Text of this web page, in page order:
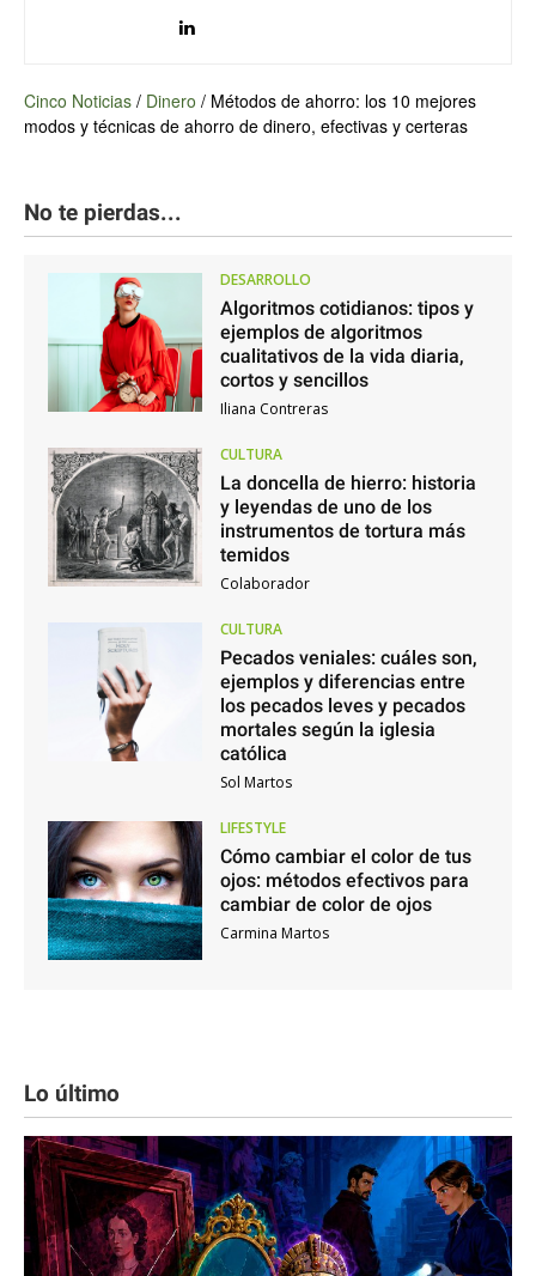
Cinco Noticias / Dinero / Métodos de ahorro: los 10 mejores
modos y técnicas de ahorro de dinero, efectivas y certeras
No te pierdas...
DESARROLLO
Algoritmos cotidianos: tipos y
ejemplos de algoritmos
cualitativos de la vida diaria,
cortos y sencillos
Iliana Contreras
CULTURA
La doncella de hierro: historia
y leyendas de uno de los
instrumentos de tortura más
temidos
Colaborador
CULTURA
Pecados veniales: cuáles son,
ejemplos y diferencias entre
los pecados leves y pecados
mortales según la iglesia
católica
Sol Martos
LIFESTYLE
Cómo cambiar el color de tus
ojos: métodos efectivos para
cambiar de color de ojos
Carmina Martos
Lo último